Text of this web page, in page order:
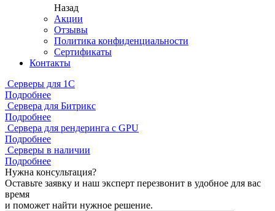
Назад
Акции
Отзывы
Политика конфиденциальности
Сертификаты
Контакты
Серверы для 1С
Подробнее
Сервера для Битрикс
Подробнее
Сервера для рендеринга с GPU
Подробнее
Серверы в наличии
Подробнее
Нужна консультация?
Оставьте заявку и наш эксперт перезвонит в удобное для вас
время
и поможет найти нужное решение.